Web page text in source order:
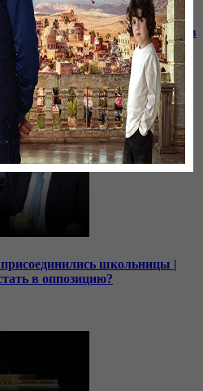
стран СНГ? | Роль Казахстана в
школьницы |
в оппозицию?